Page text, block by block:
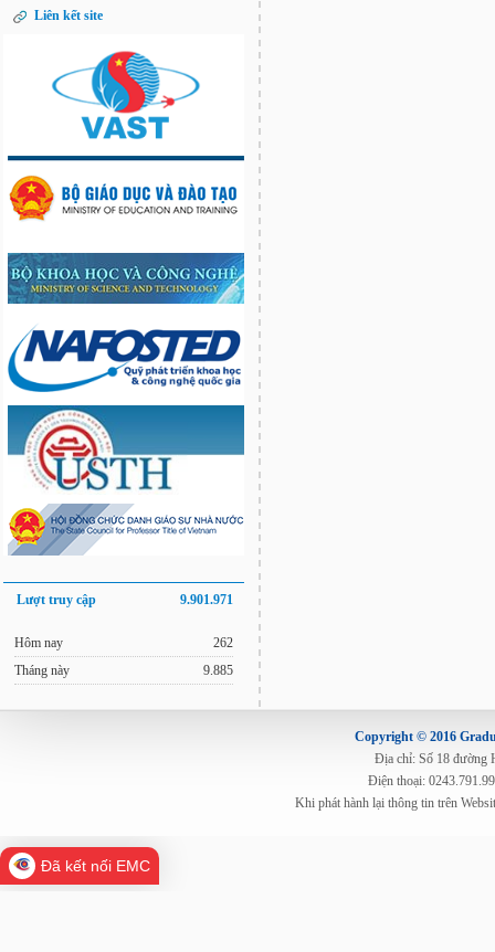
Liên kết site
Lượt truy cập 9.901.971
Hôm nay
Tháng này
262
9.885
Copyright © 2016
Địa chỉ: Số 18 đường
Điện thoại:
Khi phát hành lại thông tin trên
Đã kết nối EMC